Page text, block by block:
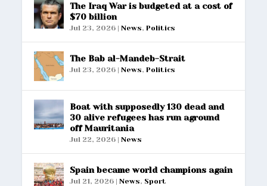
The Iraq War is budgeted at a cost of
$70 billion
Jul 23, 2026 |News,Politics
The Bab al-Mandeb-Strait
Jul 23, 2026 |News,Politics
Boat with supposedly 130 dead and
30 alive refugees has run aground
off Mauritania
Jul 22, 2026 |News
Spain became world champions again
Jul 21, 2026 |News, Sport